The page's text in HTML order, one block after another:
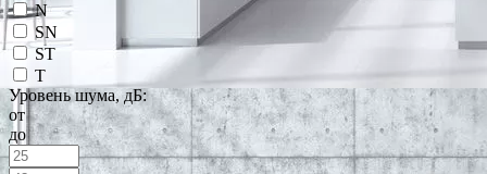
N
SN
ST
T
Уровень шума, дБ:
от
до